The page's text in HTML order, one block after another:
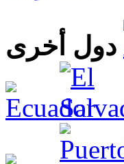
دول أخرى